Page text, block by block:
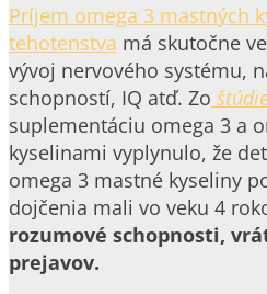
Príjem omega 3 mastných
tehotenstva má skutočne
vývoj nervového systému,
schopností, IQ atď. Zo
suplementáciu omega 3 a
kyselinami vyplynulo, že
omega 3 mastné kyseliny
dojčenia mali vo veku 4
rozumové schopnosti,
prejavov.